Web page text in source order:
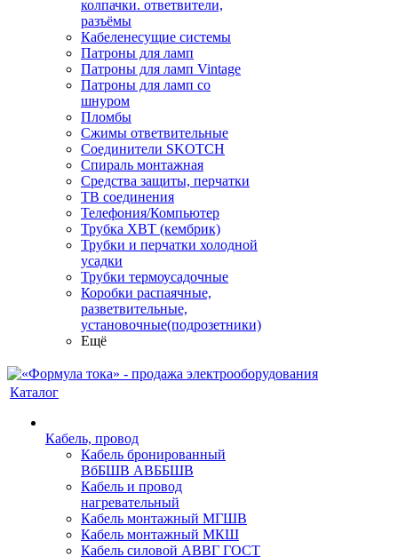
колпачки. ответвители,
разъёмы
Кабеленесущие системы
Патроны для ламп
Патроны для ламп Vintage
Патроны для ламп со
шнуром
Пломбы
Сжимы ответвительные
Соединители SKOTCH
Спираль монтажная
Средства защиты, перчатки
ТВ соединения
Телефония/Компьютер
Трубка ХВТ (кембрик)
Трубки и перчатки холодной
усадки
Трубки термоусадочные
Коробки распаячные,
разветвительные,
установочные(подрозетники)
Ещё
Каталог
Кабель, провод
Кабель бронированный
ВбБШВ АВББШВ
Кабель и провод
нагревательный
Кабель монтажный МГШВ
Кабель монтажный МКШ
Кабель силовой АВВГ ГОСТ